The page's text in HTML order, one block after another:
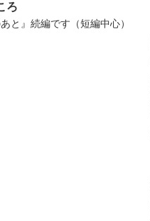
ろ
あと』続編です（短編中心）